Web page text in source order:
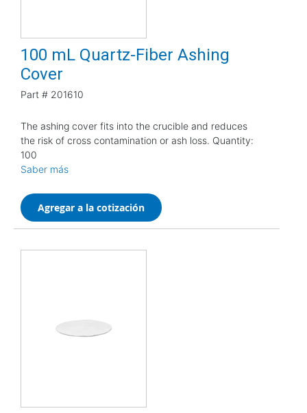
100 mL Quartz-Fiber Ashing
Cover
Part # 201610
The ashing cover fits into the crucible and reduces
the risk of cross contamination or ash loss. Quantity:
100
Saber más
Agregar a la cotización